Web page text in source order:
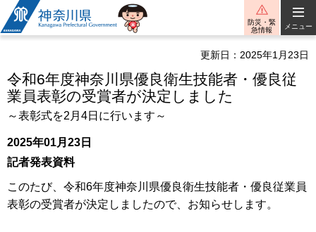
神奈川県
防災・緊
急情報
メニュー
更新日：2025年1月23日
令和6年度神奈川県優良衛生技能者・優良従
業員表彰の受賞者が決定しました
～表彰式を2月4日に行います～
2025年01月23日
記者発表資料
このたび、令和6年度神奈川県優良衛生技能者・優良従業員
表彰の受賞者が決定しましたので、お知らせします。